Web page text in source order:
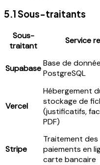
5.1 Sous-traitants
Sous-
traitant
Service
Supabase
Base de
PostgreSQL
Vercel
Hébergement
stockage de
(justificatifs,
PDF)
Stripe
Traitement des
paiements en
carte bancaire